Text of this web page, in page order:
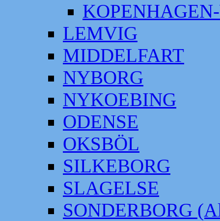
LEMVIG
MIDDELFART
NYBORG
NYKOEBING
ODENSE
OKSBÖL
SILKEBORG
SLAGELSE
SONDERBORG